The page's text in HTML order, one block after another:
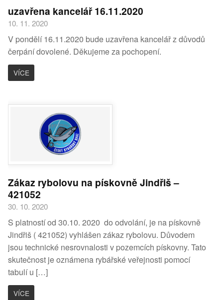
uzavřena kancelář 16.11.2020
10. 11. 2020
V pondělí 16.11.2020 bude uzavřena kancelář z důvodů
čerpání dovolené. Děkujeme za pochopení.
VÍCE
Zákaz rybolovu na pískovně Jindřiš –
421052
30. 10. 2020
S platností od 30.10. 2020 do odvolání, je na pískovně
Jindřiš ( 421052) vyhlášen zákaz rybolovu. Důvodem
jsou technické nesrovnalosti v pozemcích pískovny. Tato
skutečnost je oznámena rybářské veřejnosti pomocí
tabulí u […]
VÍCE